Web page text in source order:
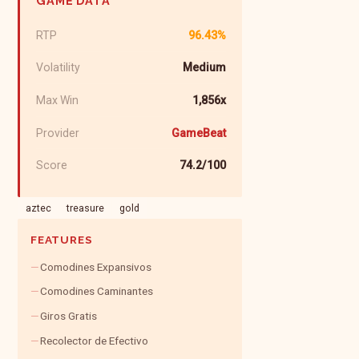
RTP 96.43%
Volatility Medium
Max Win 1,856x
Provider GameBeat
Score 74.2/100
aztec treasure gold
FEATURES
Comodines Expansivos
Comodines Caminantes
Giros Gratis
Recolector de Efectivo